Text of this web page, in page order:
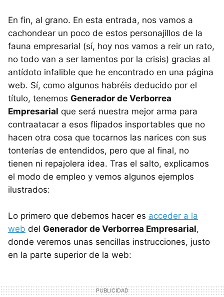
En fin, al grano. En esta entrada, nos vamos a
cachondear un poco de estos personajillos de la
fauna empresarial (sí, hoy nos vamos a reir un rato,
no todo van a ser lamentos por la crisis) gracias al
antídoto infalible que he encontrado en una página
web. Sí, como algunos habréis deducido por el
título, tenemos Generador de Verborrea
Empresarial que será nuestra mejor arma para
contraatacar a esos flipados insportables que no
hacen otra cosa que tocarnos las narices con sus
tonterías de entendidos, pero que al final, no
tienen ni repajolera idea. Tras el salto, explicamos
el modo de empleo y vemos algunos ejemplos
ilustrados:
Lo primero que debemos hacer es acceder a la
web del Generador de Verborrea Empresarial,
donde veremos unas sencillas instrucciones, justo
en la parte superior de la web: